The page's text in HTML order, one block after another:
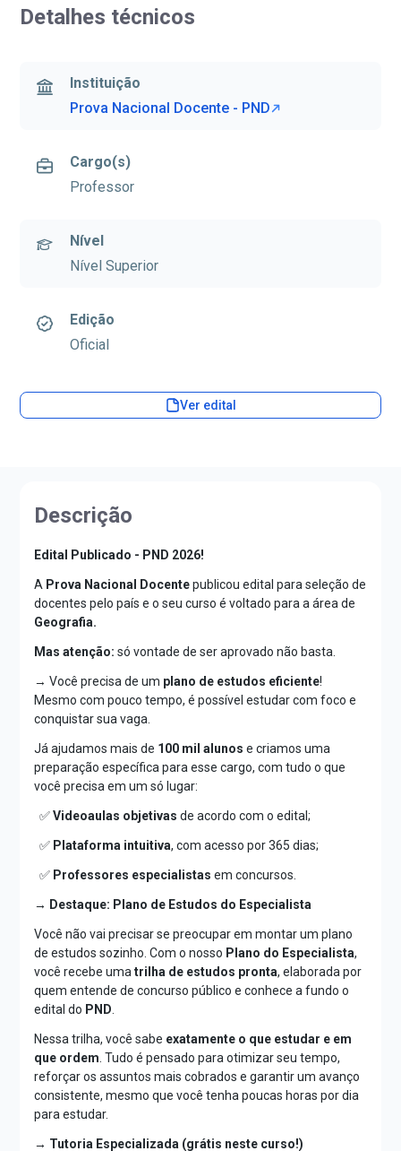
Detalhes técnicos
Instituição
Prova Nacional Docente - PND
Cargo(s)
Professor
Nível
Nível Superior
Edição
Oficial
Ver edital
Descrição
Edital Publicado - PND 2026!
A Prova Nacional Docentepublicou edital para seleção de
docentes pelo país e o seu curso é voltado para a área de
Geografia.
Mas atenção:só vontade de ser aprovado não basta.
→ Você precisa de um plano de estudos eficiente!
Mesmo com pouco tempo, é possível estudar com foco e
conquistar sua vaga.
Já ajudamos mais de 100 mil alunos e criamos uma
preparação específica para esse cargo, com tudo o que
você precisa em um só lugar:
✅Videoaulas objetivasde acordo com o edital;
✅ Plataforma intuitiva, com acesso por 365 dias;
✅ Professores especialistasem concursos.
→ Destaque: Plano de Estudos do Especialista
Você não vai precisar se preocupar em montar um plano
de estudos sozinho. Com o nosso Plano do Especialista,
você recebe uma trilha de estudos pronta, elaborada por
quem entende de concurso público e conhece a fundo o
edital do PND
Nessa trilha, você sabe exatamente o que estudar e em
que ordem . Tudo é pensado para otimizar seu tempo,
reforçar os assuntos mais cobrados e garantir um avanço
consistente, mesmo que você tenha poucas horas por dia
para estudar.
→ Tutoria Especializada (grátis neste curso!)